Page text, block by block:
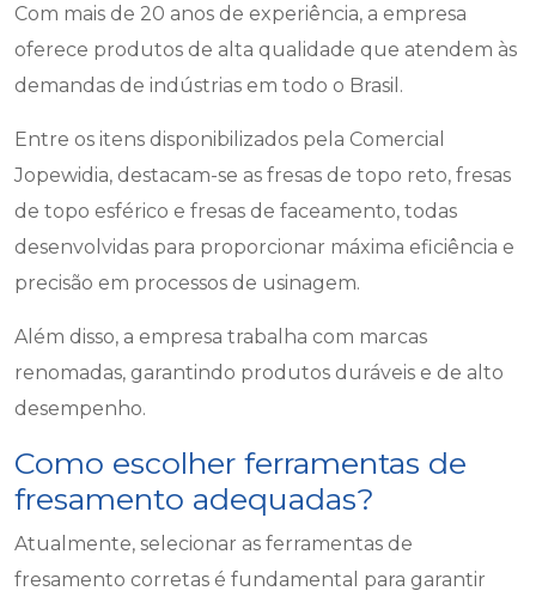
Com mais de 20 anos de experiência, a empresa
oferece produtos de alta qualidade que atendem às
demandas de indústrias em todo o Brasil.
Entre os itens disponibilizados pela Comercial
Jopewidia, destacam-se as fresas de topo reto, fresas
de topo esférico e fresas de faceamento, todas
desenvolvidas para proporcionar máxima eficiência e
precisão em processos de usinagem.
Além disso, a empresa trabalha com marcas
renomadas, garantindo produtos duráveis e de alto
desempenho.
Como escolher ferramentas de
fresamento adequadas?
Atualmente, selecionar as ferramentas de
fresamento corretas é fundamental para garantir